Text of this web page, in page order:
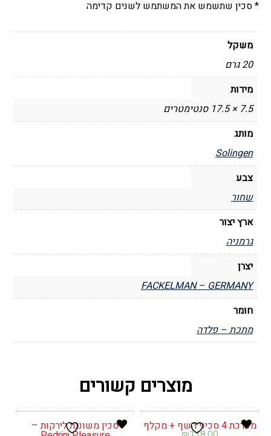
* סכין שתשמש את המשתמש לשנים קדימה
משקל
20 גרם
מידות
7.5 × 17.5 סנטימטרים
מותג
Solingen
צבע
שחור
ארץ יצור
גרמניה
יצרן
FACKELMAN – GERMANY
חומר
מתכת – פלדה
מוצרים קשורים
מערכת 4 סכיני השף + מקלף סכין משוננת לירקות –